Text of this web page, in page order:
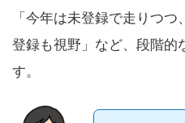
「今年は未登録で走りつ
登録も視野」など、段階的
す。